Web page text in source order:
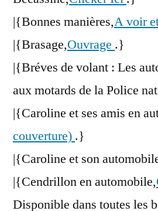
|{Bonnes manières,A voir
|{Brasage,Ouvrage .}
|{Bréves de volant : Les
aux motards de la Police
|{Caroline et ses amis en
couverture) .}
|{Caroline et son
|{Cendrillon en automobile,
Disponible dans toutes les